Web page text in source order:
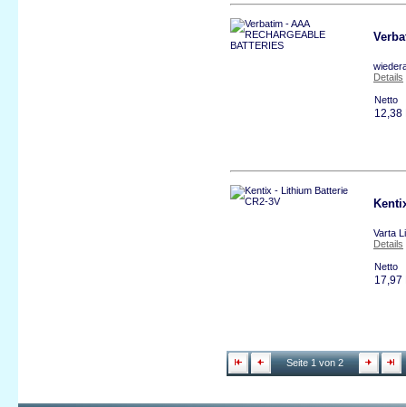
Details
Netto
12,38
Varta
Details
Netto
17,97
Seite 1 von 2